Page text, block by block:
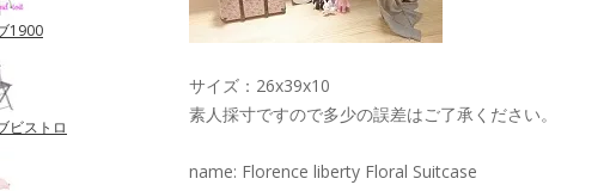
サイズ：26x39x10
素人採寸ですので多少の誤差はご了承ください。
name: Florence liberty Floral Suitcase
1900
ビストロ